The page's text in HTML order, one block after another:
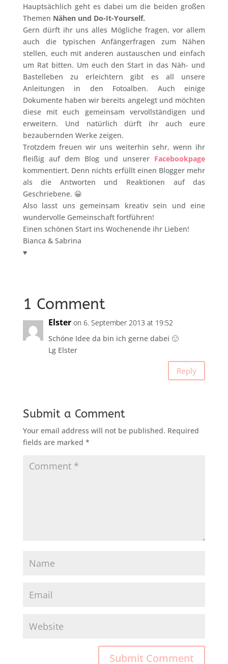
Hauptsächlich geht es dabei um die beiden großen
Themen Nähen und Do-It-Yourself.
Gern dürft ihr uns alles Mögliche fragen, vor allem
auch die typischen Anfängerfragen zum Nähen
stellen, euch mit anderen austauschen und einfach
um Rat bitten. Um euch den Start in das Näh- und
Bastelleben zu erleichtern gibt es all unsere
Anleitungen in den Fotoalben. Auch einige
Dokumente haben wir bereits angelegt und möchten
diese mit euch gemeinsam vervollständigen und
erweitern. Und natürlich dürft ihr auch eure
bezaubernden Werke zeigen.
Trotzdem freuen wir uns weiterhin sehr, wenn ihr
fleißig auf dem Blog und unserer Facebookpage
kommentiert. Denn nichts erfüllt einen Blogger mehr
als die Antworten und Reaktionen auf das
Geschriebene. 😀
Also lasst uns gemeinsam kreativ sein und eine
wundervolle Gemeinschaft fortführen!
Einen schönen Start ins Wochenende ihr Lieben!
Bianca & Sabrina
♥
1 Comment
Elster on 6. September 2013 at 19:52
Schöne Idee da bin ich gerne dabei 🙂
Lg Elster
Reply
Submit a Comment
Your email address will not be published. Required
fields are marked *